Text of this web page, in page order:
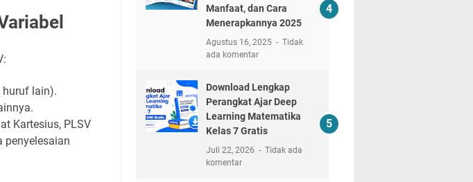
huruf lain).
Kartesius, PLSV
penyelesaian
Manfaat, dan Cara
Menerapkannya 2025
Agustus 16, 2025
Tidak
ada komentar
Download Lengkap
Perangkat Ajar Deep
Learning Matematika
Kelas 7 Gratis
Juli 22, 2026
Tidak ada
komentar